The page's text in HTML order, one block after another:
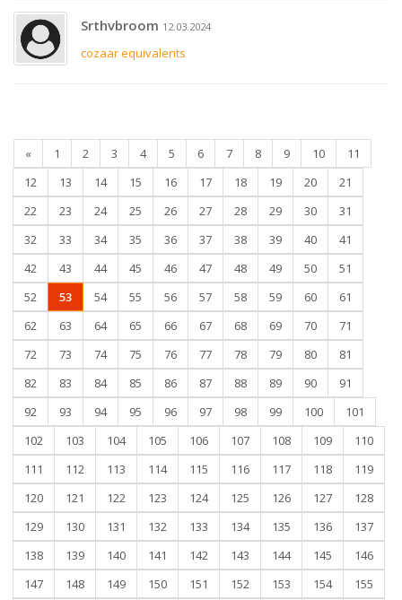
Srthvbroom 12.03.2024
cozaar equivalents
« 1 2 3 4 5 6 7 8 9 10
11
12
13 14 15 16 17 18 19 20
21
22
23 24 25 26 27 28 29 30
31
32
33 34 35 36 37 38 39 40
41
42
43 44 45 46 47 48 49 50
51
52
53 54 55 56 57 58 59 60
61
62
63 64 65 66 67 68 69 70
71
72
73 74 75 76 77 78 79 80
81
82
83 84 85 86 87 88 89 90
91
92
93 94 95 96 97 98 99 100
101
102
103 104 105 106 107 108 109
110
111
112 113 114 115 116 117 118
119
120
121 122 123 124 125 126 127
128
129
130 131 132 133 134 135 136
137
138
139 140 141 142 143 144 145
146
147
148 149 150 151 152 153 154 155